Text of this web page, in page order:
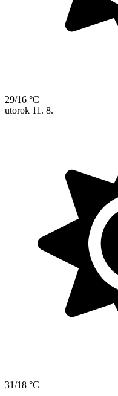
29/16 °C
utorok 11. 8.
31/18 °C